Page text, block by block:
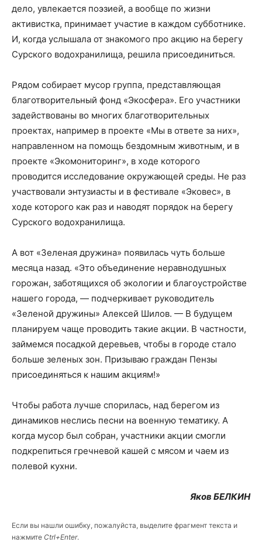
дело, увлекается поэзией, а вообще по жизни
активистка, принимает участие в каждом субботнике.
И, когда услышала от знакомого про акцию на берегу
Сурского водохранилища, решила присоединиться.
Рядом собирает мусор группа, представляющая
благотворительный фонд «Экосфера». Его участники
задействованы во многих благотворительных
проектах, например в проекте «Мы в ответе за них»,
направленном на помощь бездомным животным, и в
проекте «Экомониторинг», в ходе которого
проводится исследование окружающей среды. Не раз
участвовали энтузиасты и в фестивале «Эковес», в
ходе которого как раз и наводят порядок на берегу
Сурского водохранилища.
А вот «Зеленая дружина» появилась чуть больше
месяца назад. «Это объединение неравнодушных
горожан, заботящихся об экологии и благоустройстве
нашего города, — подчеркивает руководитель
«Зеленой дружины» Алексей Шилов. — В будущем
планируем чаще проводить такие акции. В частности,
займемся посадкой деревьев, чтобы в городе стало
больше зеленых зон. Призываю граждан Пензы
присоединяться к нашим акциям!»
Чтобы работа лучше спорилась, над берегом из
динамиков неслись песни на военную тематику. А
когда мусор был собран, участники акции смогли
подкрепиться гречневой кашей с мясом и чаем из
полевой кухни.
Яков БЕЛКИН
Если вы нашли ошибку, пожалуйста, выделите фрагмент текста и
нажмите Ctrl+Enter.